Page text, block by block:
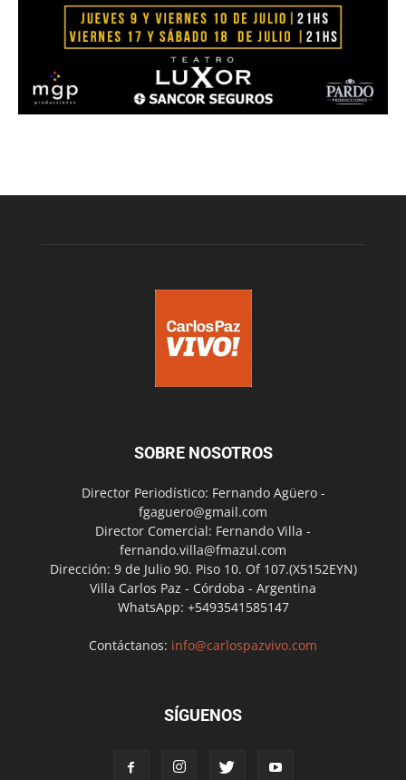
SOBRE NOSOTROS
Director Periodístico: Fernando Agüero -
fgaguero@gmail.com
Director Comercial: Fernando Villa -
fernando.villa@fmazul.com
Dirección: 9 de Julio 90. Piso 10. Of 107.(X5152EYN)
Villa Carlos Paz - Córdoba - Argentina
WhatsApp: +5493541585147
Contáctanos: info@carlospazvivo.com
SÍGUENOS